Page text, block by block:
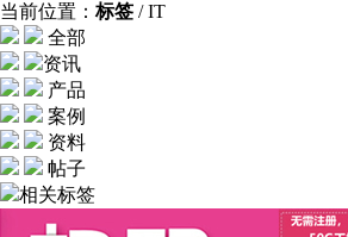
当前位置： 标签 / IT
全部
资讯
产品
案例
资料
帖子
相关标签